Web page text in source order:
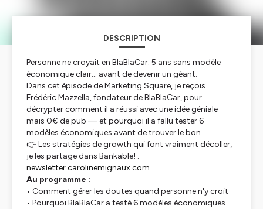
DESCRIPTION
Personne ne croyait en BlaBlaCar. 5 ans sans modèle
économique clair… avant de devenir un géant.
Dans cet épisode de Marketing Square, je reçois
Frédéric Mazzella, fondateur de BlaBlaCar, pour
décrypter comment il a réussi avec une idée géniale
mais 0€ de pub — et pourquoi il a fallu tester 6
modèles économiques avant de trouver le bon.
👉 Les stratégies de growth qui font vraiment décoller,
je les partage dans Bankable! :
newsletter.carolinemignaux.com
Au programme :
• Comment gérer les doutes quand personne n'y croit
• Pourquoi BlaBlaCar a testé 6 modèles économiques